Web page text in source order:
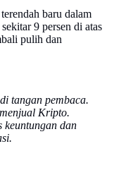
baru dalam
9 persen di atas
pulih dan
tangan pembaca.
Kripto.
keuntungan dan